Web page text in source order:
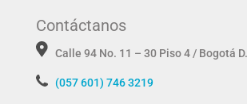
Contáctanos
Calle 94 No. 11 – 30 Piso 4 / Bogotá
(057 601) 746 3219